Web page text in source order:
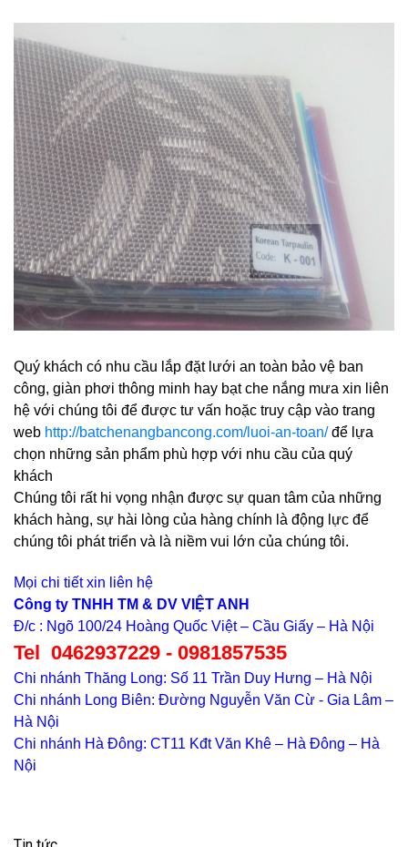
Quý khách có nhu cầu lắp đặt lưới an toàn bảo vệ ban
công, giàn phơi thông minh hay bạt che nắng mưa xin liên
hệ với chúng tôi để được tư vấn hoặc truy cập vào trang
web http://batchenangbancong.com/luoi-an-toan/để lựa
chọn những sản phẩm phù hợp với nhu cầu của quý
khách
Chúng tôi rất hi vọng nhận được sự quan tâm của những
khách hàng, sự hài lòng của hàng chính là động lực để
chúng tôi phát triển và là niềm vui lớn của chúng tôi.
Mọi chi tiết xin liên hệ
Công ty TNHH TM & DV VIỆT ANH
Đ/c : Ngõ 100/24 Hoàng Quốc Việt – Cầu Giấy – Hà Nội
Tel 0462937229 - 0981857535
Chi nhánh Thăng Long: Số 11 Trần Duy Hưng – Hà Nội
Chi nhánh Long Biên: Đường Nguyễn Văn Cừ - Gia Lâm –
Hà Nội
Chi nhánh Hà Đông: CT11 Kđt Văn Khê – Hà Đông – Hà
Nội